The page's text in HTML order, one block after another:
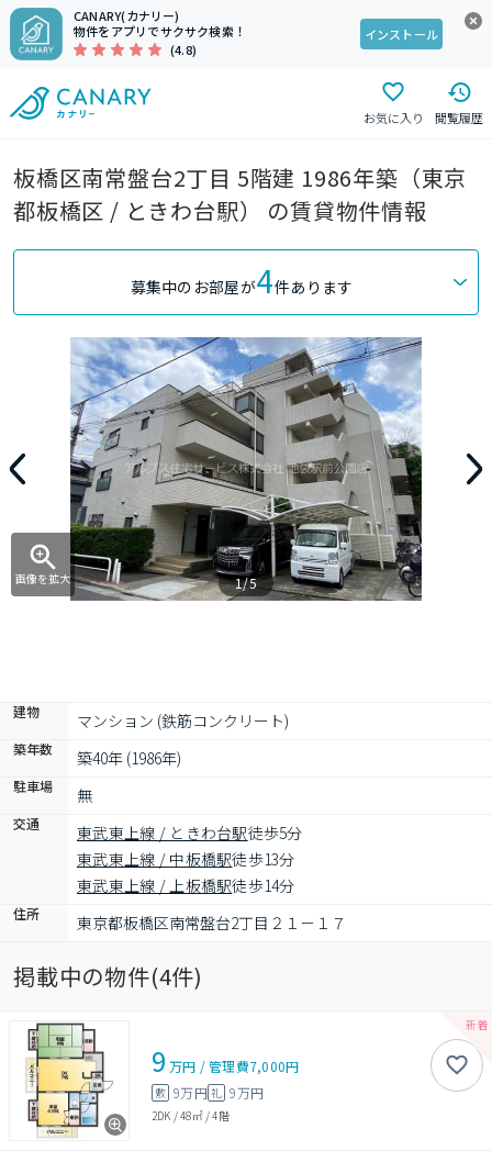
CANARY(カナリー)
物件をアプリでサクサク検索！
(4.8)
インストール
お気に入り 閲覧履歴
板橋区南常盤台2丁目 5階建 1986年築（東京
都板橋区 / ときわ台駅） の賃貸物件情報
募集中のお部屋が4件あります
画像を拡大 1/5
建物 マンション (鉄筋コンクリート)
築年数 築40年 (1986年)
駐車場 無
交通 東武東上線 / ときわ台駅徒歩5分
東武東上線 / 中板橋駅徒歩13分
東武東上線 / 上板橋駅徒歩14分
住所 東京都板橋区南常盤台2丁目２１－１７
掲載中の物件(4件)
9 万円 /管理費7,000円
敷 9万円礼 9万円
2DK /48㎡/4階